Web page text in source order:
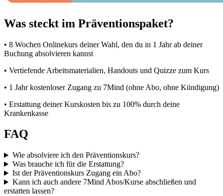
Was steckt im Präventionspaket?
• 8 Wochen Onlinekurs deiner Wahl, den du in 1 Jahr ab deiner
Buchung absolvieren kannst
• Vertiefende Arbeitsmaterialien, Handouts und Quizze zum Kurs
• 1 Jahr kostenloser Zugang zu 7Mind (ohne Abo, ohne Kündigung)
• Erstattung deiner Kurskosten bis zu 100% durch deine
Krankenkasse
FAQ
Wie absolviere ich den Präventionskurs?
Was brauche ich für die Erstattung?
Ist der Präventionskurs Zugang ein Abo?
Kann ich auch andere 7Mind Abos/Kurse abschließen und
erstatten lassen?